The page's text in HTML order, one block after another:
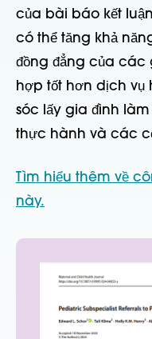
của bài báo kết
có thể tăng khả
đồng đẳng của
hợp tốt hơn dịch vụ
sóc lấy gia đình
thực hành và các
Tìm hiểu thêm về
này.